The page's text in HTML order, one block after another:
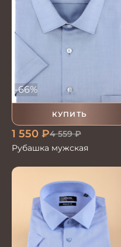
КУПИТЬ
-66%
1 550 ₽4 559₽
Рубашка мужская